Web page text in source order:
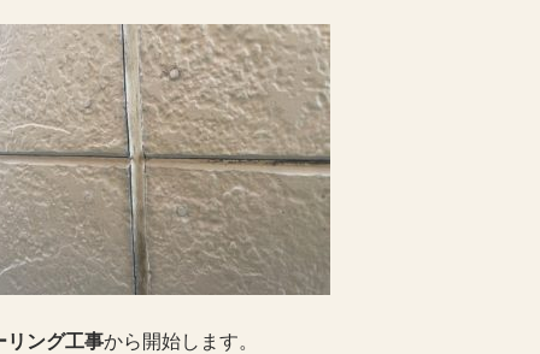
リング工事から開始します。